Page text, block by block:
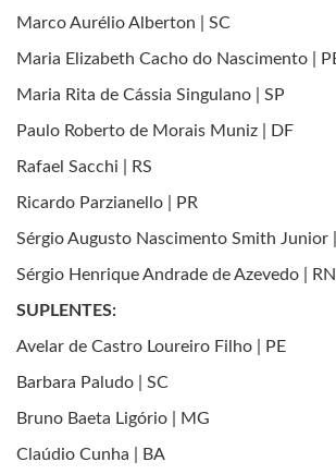
Marco Aurélio Alberton | SC
Maria Elizabeth Cacho do Nascimento |
Maria Rita de Cássia Singulano | SP
Paulo Roberto de Morais Muniz | DF
Rafael Sacchi | RS
Ricardo Parzianello | PR
Sérgio Augusto Nascimento Smith Junior
Sérgio Henrique Andrade de Azevedo | RN
SUPLENTES:
Avelar de Castro Loureiro Filho | PE
Barbara Paludo | SC
Bruno Baeta Ligório | MG
Claúdio Cunha | BA